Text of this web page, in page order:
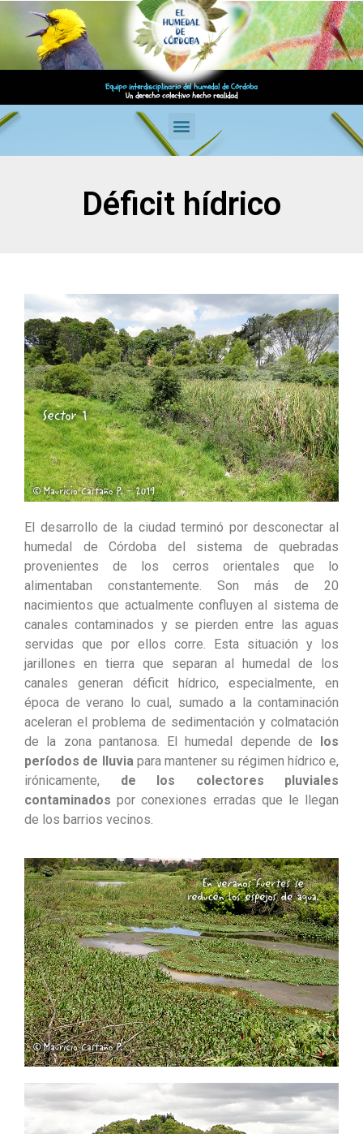
Equipo interdisciplinario del humedal de Córdoba
Un derecho colectivo hecho realidad
Déficit hídrico
El desarrollo de la ciudad terminó por desconectar al
humedal de Córdoba del sistema de quebradas
provenientes de los cerros orientales que lo
alimentaban constantemente. Son más de 20
nacimientos que actualmente confluyen al sistema de
canales contaminados y se pierden entre las aguas
servidas que por ellos corre. Esta situación y los
jarillones en tierra que separan al humedal de los
canales generan déficit hídrico, especialmente, en
época de verano lo cual, sumado a la contaminación
aceleran el problema de sedimentación y colmatación
de la zona pantanosa. El humedal depende de
los
períodos de lluviapara mantener su régimen hídrico e,
irónicamente, de los colectores pluviales
contaminados por conexiones erradas que le llegan
de los barrios vecinos.